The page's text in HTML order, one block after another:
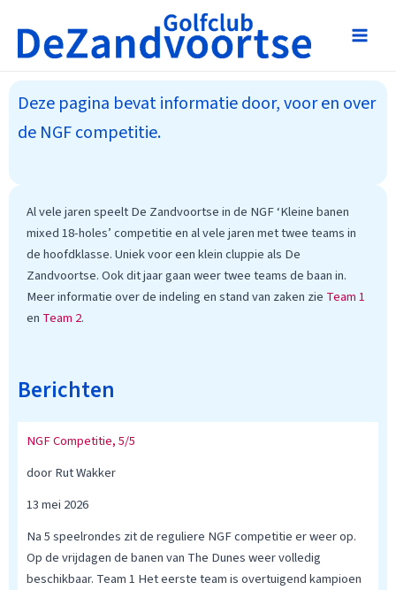
naar
Main
Deze pagina bevat informatie door, voor en over
de NGF competitie.
Al vele jaren speelt De Zandvoortse in de NGF ‘Kleine banen
mixed 18-holes’ competitie en al vele jaren met twee teams in
de hoofdklasse. Uniek voor een klein cluppie als De
Zandvoortse. Ook dit jaar gaan weer twee teams de baan in.
Meer informatie over de indeling en stand van zaken zie Team 1
en Team 2.
Berichten
NGF Competitie, 5/5
door Rut Wakker
13 mei 2026
Na 5 speelrondes zit de reguliere NGF competitie er weer op.
Op de vrijdagen de banen van The Dunes weer volledig
beschikbaar. Team 1 Het eerste team is overtuigend kampioen